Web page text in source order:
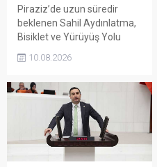
Piraziz’de uzun süredir
beklenen Sahil Aydınlatma,
Bisiklet ve Yürüyüş Yolu
açıldı. Yoğun katılımla
şeridine yeni bir kimlik
kazandıran projenin ilçenin
sosyal yaşamına önemli
katkı sağlaması bekleniyor.
10.08.2026